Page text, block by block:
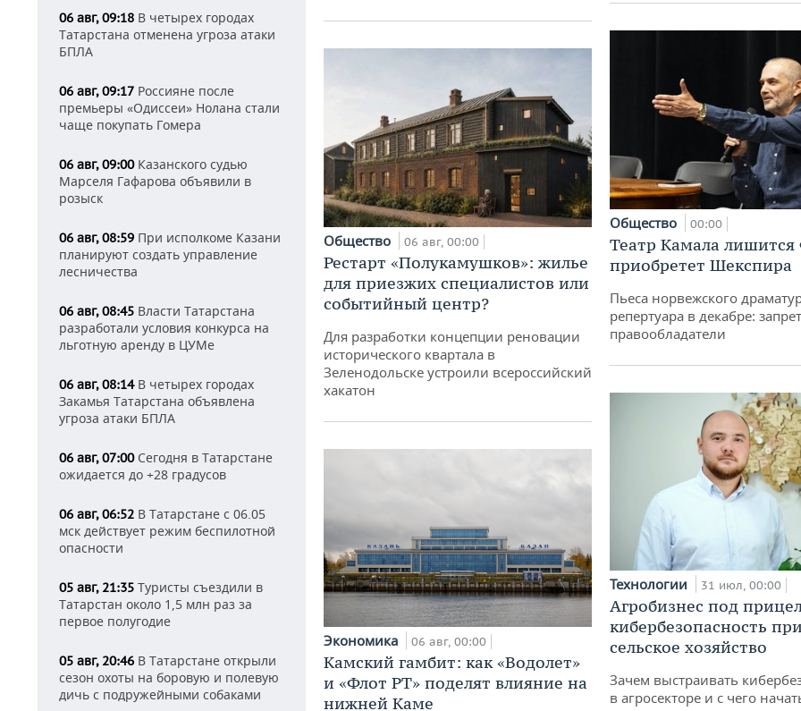
06 авг, 09:18 В четырех городах
Татарстана отменена угроза атаки
БПЛА
06 авг, 09:17 Россияне после
премьеры «Одиссеи» Нолана стали
чаще покупать Гомера
06 авг, 09:00Казанского судью
Марселя Гафарова объявили в
розыск
06 авг, 08:59 При исполкоме Казани
планируют создать управление
лесничества
06 авг, 08:45 Власти Татарстана
разработали условия конкурса на
льготную аренду в ЦУМе
06 авг, 08:14В четырех городах
Закамья Татарстана объявлена
угроза атаки БПЛА
06 авг, 07:00Сегодня в Татарстане
ожидается до +28 градусов
06 авг, 06:52 В Татарстане с 06.05
мск действует режим беспилотной
опасности
05 авг, 21:35 Туристы съездили в
Татарстан около 1,5 млн раз за
первое полугодие
05 авг, 20:46 В Татарстане открыли
сезон охоты на боровую и полевую
дичь с подружейными собаками
Общество 06 авг, 00:00
Рестарт «Полукамушков»: жилье
для приезжих специалистов или
событийный центр?
Для разработки концепции реновации
исторического квартала в
Зеленодольске устроили всероссийский
хакатон
Экономика 06 авг, 00:00
Камский гамбит: как «Водолет»
и «Флот РТ» поделят влияние на
нижней Каме
Общество 00:00
Театр Камала лишится
приобретет Шекспира
Пьеса норвежского
репертуара в декабре:
правообладатели
Технологии 31 июл, 00:00
Агробизнес под
кибербезопасность
сельское хозяйство
Зачем выстраивать
в агросекторе и с чего